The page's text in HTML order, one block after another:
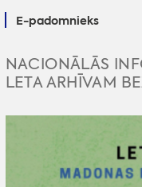
E-padomnieks
NACIONĀLĀS
LETA ARHĪVAM